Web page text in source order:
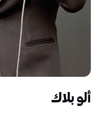
ألو بلاك